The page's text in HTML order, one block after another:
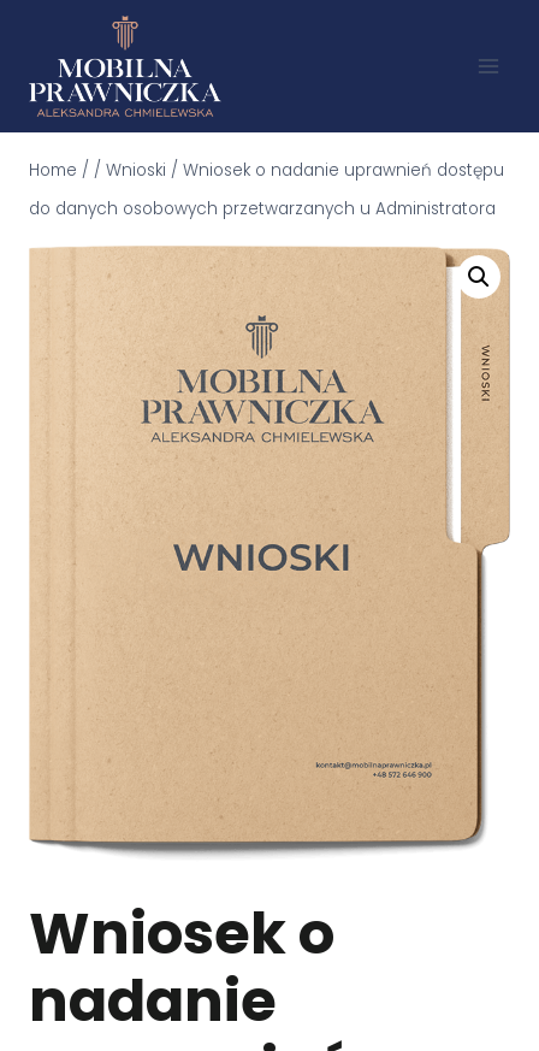
Home / / Wnioski / Wniosek o nadanie uprawnień dostępu
do danych osobowych przetwarzanych u Administratora
Wniosek o
nadanie